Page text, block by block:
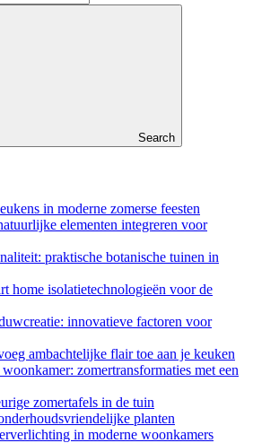
Search
in moderne zomerse feesten
elementen integreren voor
praktische botanische tuinen in
home isolatietechnologieën voor de
innovatieve factoren voor
ambachtelijke flair toe aan je keuken
zomertransformaties met een
zomertafels in de tuin
planten
in moderne woonkamers